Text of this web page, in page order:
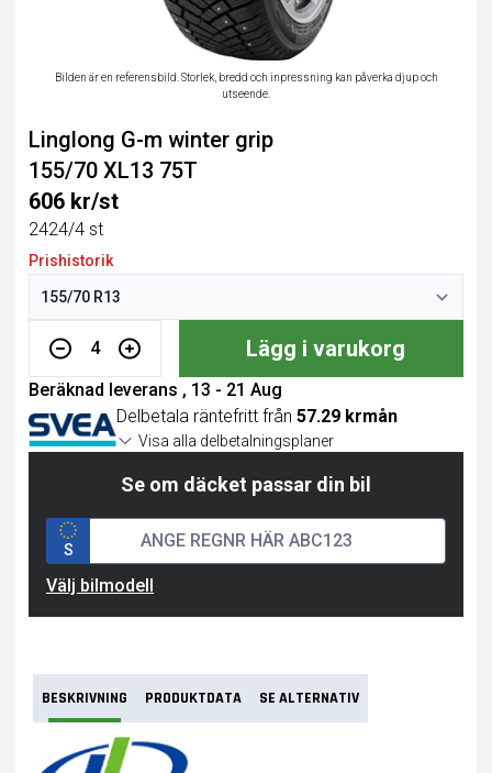
Bilden är en referensbild. Storlek, bredd och inpressning kan påverka djup och
utseende.
Linglong G-m winter grip
155/70 XL13 75T
606 kr/st
2424/4 st
Prishistorik
4 Lägg i varukorg
Beräknad leverans , 13 - 21 Aug
Delbetala räntefritt från 57.29 krmån
Visa alla delbetalningsplaner
Se om däcket passar din bil
S
Välj bilmodell
BESKRIVNING PRODUKTDATA SE ALTERNATIV